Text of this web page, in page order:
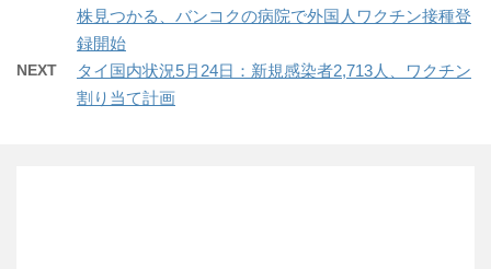
株見つかる、バンコクの病院で外国人ワクチン接種登
録開始
NEXT
タイ国内状況5月24日：新規感染者2,713人、ワクチン
割り当て計画